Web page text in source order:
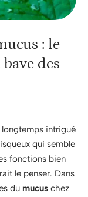
: le
des
longtemps intrigué
qui semble
fonctions bien
le penser. Dans
du mucus chez